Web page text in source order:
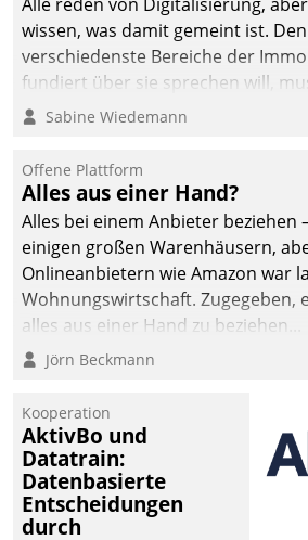
wissen, was damit gemeint ist.
verschiedenste Bereiche der
fundiert über sie sprechen will,
klären. Ein Aspekt ist die
Einsparungen durch optimierte
Prozesse. Doch man darf nicht zu
mit der Einführung einer neuen
getan. Die Digitalisierung erfordert
die Bereitschaft, sich zu
und zu verändern.
Sabine Wiedemann
Offene Plattform
Alles aus einer Hand?
Alles bei einem Anbieter beziehen
einigen großen Warenhäusern,
Onlineanbietern wie Amazon war
Wohnungswirtschaft. Zugegeben,
alles aus einer Hand zu beziehen...
Jörn Beckmann
Kooperation
AktivBo und
Datatrain:
Datenbasierte
Entscheidungen
durch